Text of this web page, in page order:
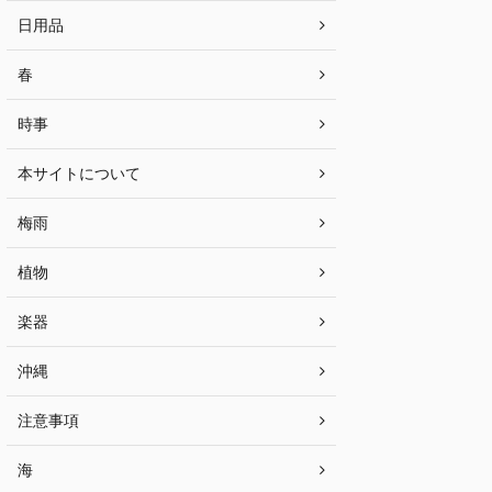
日用品
春
時事
本サイトについて
梅雨
植物
楽器
沖縄
注意事項
海